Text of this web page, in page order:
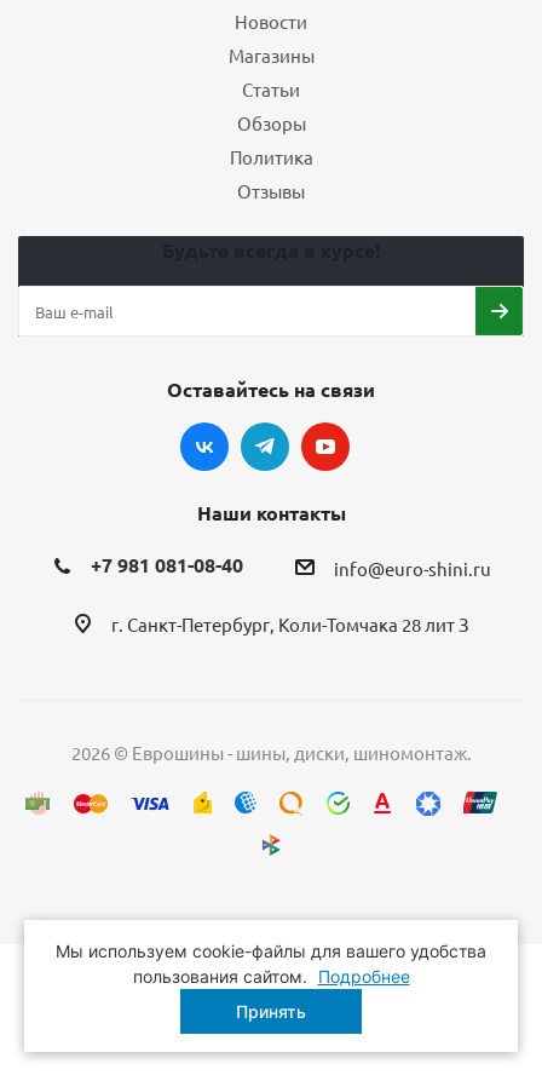
Новости
Магазины
Статьи
Обзоры
Политика
Отзывы
Оставайтесь на связи
Наши контакты
+7 981 081-08-40 info@euro-shini.ru
г. Санкт-Петербург, Коли-Томчака 28 лит З
2026 © Еврошины - шины, диски, шиномонтаж.
Мы используем cookie-файлы для вашего удобства
пользования сайтом.
Подробнее
Принять